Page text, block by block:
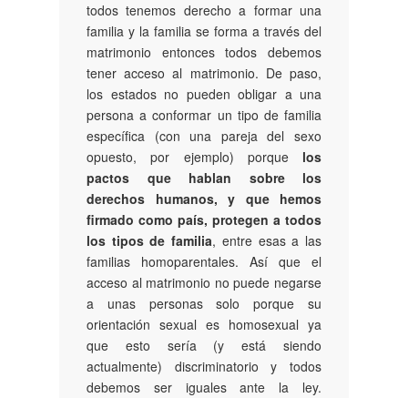
todos tenemos derecho a formar una
familia y la familia se forma a través del
matrimonio entonces todos debemos
tener acceso al matrimonio. De paso,
los estados no pueden obligar a una
persona a conformar un tipo de familia
específica (con una pareja del sexo
opuesto, por ejemplo) porque los
pactos que hablan sobre los
derechos humanos, y que hemos
firmado como país, protegen a todos
los tipos de familia, entre esas a las
familias homoparentales. Así que el
acceso al matrimonio no puede negarse
a unas personas solo porque su
orientación sexual es homosexual ya
que esto sería (y está siendo
actualmente) discriminatorio y todos
debemos ser iguales ante la ley.